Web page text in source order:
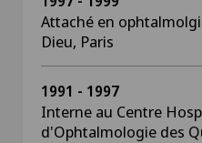
Attaché en
Dieu, Paris
1991 - 1997
Interne au Centre
d'Ophtalmologie des